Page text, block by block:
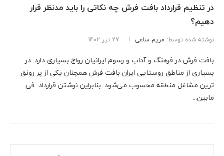
در تنظیم قرارداد بافت فرش چه نکاتی را باید مدنظر قرار
دهیم؟
نوشته شده توسط: مریم ساعی 27 تیر 1402
بافت فرش در فرهنگ و آداب و رسوم ایرانیان رواج بسیاری دارد. در
بسیاری از مناطق روستایی ایران بافت فرش همچنان یکی از پر رونق
ترین مشاغل منطقه محسوب می‌شود. بنابراین نوشتن قرارداد فی
مابین...